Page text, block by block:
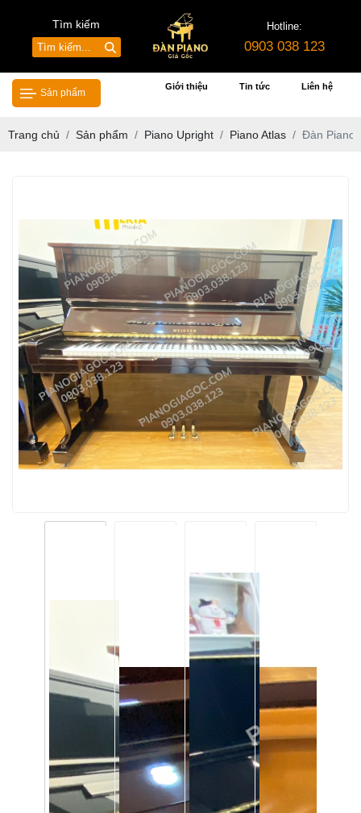
Tìm kiếm Hotline:
0903 038 123
Sản phẩm
Giới thiệu Tin tức Liên hệ
Trang chủ Sản phẩm Piano Upright Piano Atlas Đàn Piano